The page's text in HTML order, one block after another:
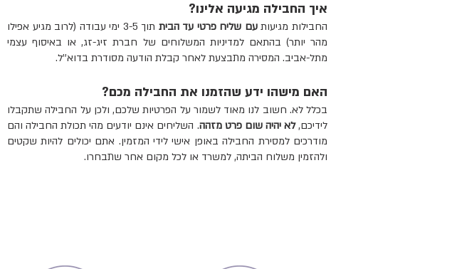
איך החבילה מגיעה אלינו?
החבילות מגיעותעם שליח פרטי עד הבית
תוך 3-5 ימי עבודה (לרוב מגיע אפילו
מהר יותר) בהתאם למדיניות המשלוחים של חברת זיג-זג, או באיסוף עצמי
מתל-אביב. המסירה מתבצעת לאחר קבלת הודעה מסודרת בדוא''ל.
האם מישהו ידע שהזמנו את החבילה מכם?
בכלל לא. חשוב לנו מאוד לשמור על הפרטיות שלכם, ולכן על החבילה שתקבלו
לידיכם,לא יהיה שום פרט מזהה. השליחים אינם יודעים מהי תכולת החבילה והם
מודרכים למסירת החבילה באופן אישי לידי המזמין. אתם יכולים להיות שקטים
ולהזמין משלוח הביתה, למשרד או לכל מקום אחר שתבחרו.